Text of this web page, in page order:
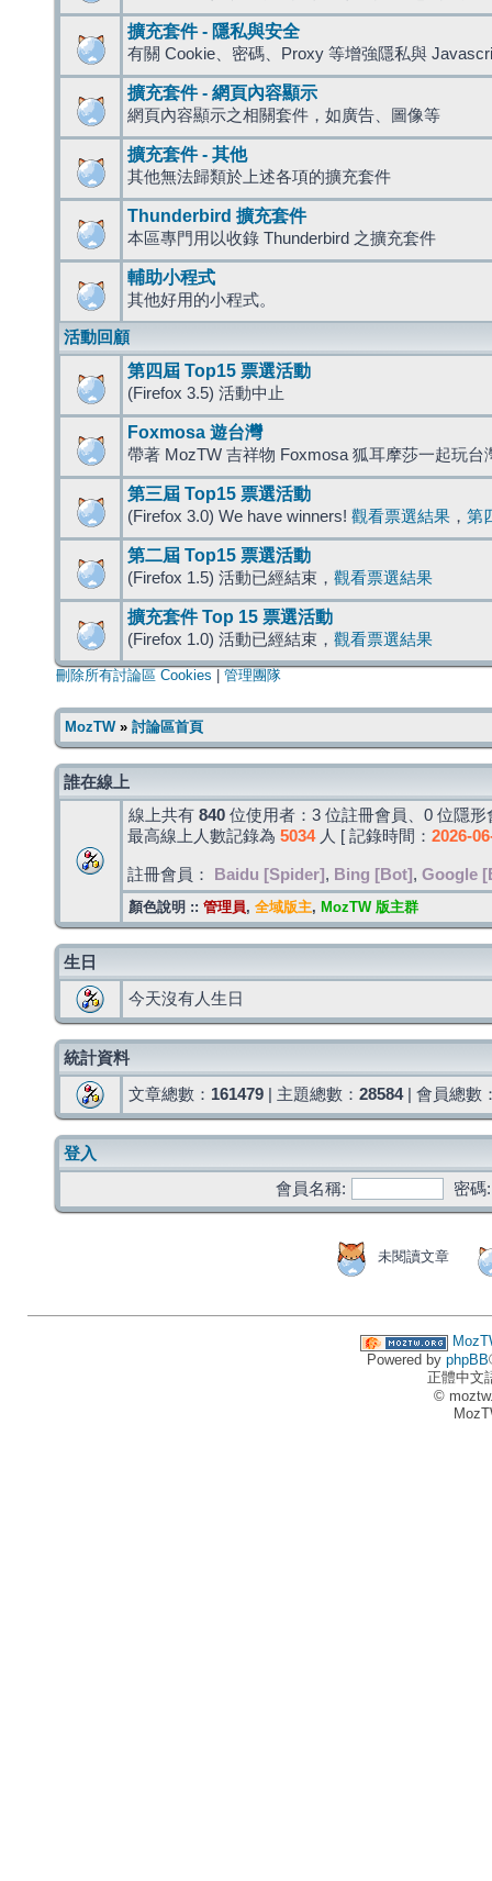
擴充套件 - 隱私與安全
有關 Cookie、密碼、Proxy 等增強隱私與
擴充套件 - 網頁內容顯示
網頁內容顯示之相關套件，如廣告、圖像等
擴充套件 - 其他
其他無法歸類於上述各項的擴充套件
Thunderbird 擴充套件
本區專門用以收錄 Thunderbird 之擴充套件
輔助小程式
其他好用的小程式。
活動回顧
第四屆 Top15 票選活動
(Firefox 3.5) 活動中止
Foxmosa 遊台灣
帶著 MozTW 吉祥物 Foxmosa 狐耳摩莎一起玩台
第三屆 Top15 票選活動
(Firefox 3.0) We have winners! 觀看票選結果 ， 第
第二屆 Top15 票選活動
(Firefox 1.5) 活動已經結束， 觀看票選結果
擴充套件 Top 15 票選活動
(Firefox 1.0) 活動已經結束， 觀看票選結果
刪除所有討論區 Cookies 管理團隊
MozTW» 討論區首頁
誰在線上
線上共有 840 位使用者：3 位註冊會員、0 位隱
最高線上人數記錄為 5034人 [ 記錄時間： 2026-
註冊會員： Baidu [Spider] , Bing [Bot] , Google
顏色說明 :: 管理員, 全域版主, MozTW 版主群
生日
今天沒有人生日
統計資料
文章總數： 161479 | 主題總數： 28584| 會員總數
登入
會員名稱:
密碼:
未閱讀文章
Powered by phpBB
正體中文
©